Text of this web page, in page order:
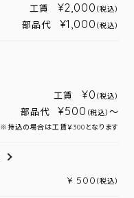
工賃 ¥2,000 （税込）
部品代 ¥1,000 （税込）
工賃 ¥0 （税込）
部品代 ¥500 （税込） ～
※持込の場合は工賃￥300となります
¥ 500 （税込）